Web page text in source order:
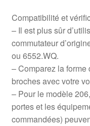
Compatibilité et
– Il est plus sûr
commutateur
ou 6552.WQ.
– Comparez la forme
broches avec votre
– Pour le modèle
portes et les
commandées)